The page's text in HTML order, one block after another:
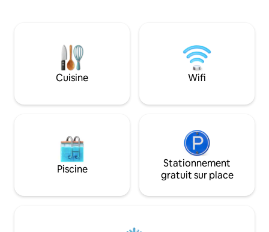
seulement 400 mètres de la plage de
Kathaluwa, les voyageurs peuvent
facilement profiter du surf, de la
plongée avec tuba et explorer le charme
cuisine bien
fibre optique de
travaillent en tant
numériques. Il n'y
Cuisine Wifi
Piscine
Stationnement
gratuit sur place